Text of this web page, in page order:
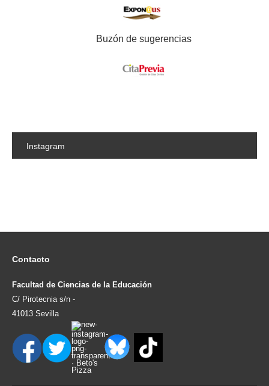
Buzón de sugerencias
Instagram
Contacto
Facultad de Ciencias de la Educación
C/ Pirotecnia s/n -
41013 Sevilla